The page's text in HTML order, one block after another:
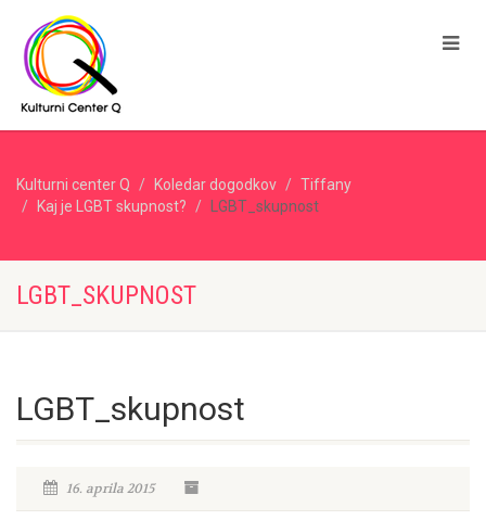
Kulturni center Q Koledar dogodkov
Tiffany
Kaj je LGBT skupnost?
LGBT_skupnost
LGBT_SKUPNOST
LGBT_skupnost
16. aprila 2015